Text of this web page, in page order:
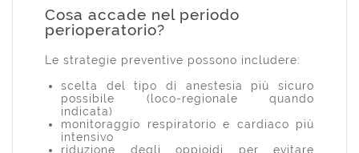
Cosa accade nel periodo
perioperatorio?
Le strategie preventive possono includere:
scelta del tipo di anestesia più sicuro
possibile (loco-regionale quando
indicata)
monitoraggio respiratorio e cardiaco più
intensivo
riduzione degli oppioidi per evitare